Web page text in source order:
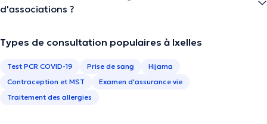
d'associations ?
Types de consultation populaires à Ixelles
Test PCR COVID-19 Prise de sang
Hijama
Contraception et MST
Examen d'assurance vie
Traitement des allergies